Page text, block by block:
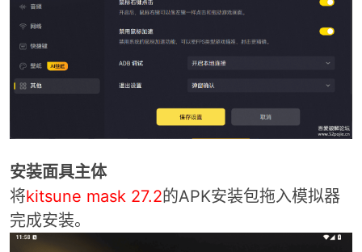
安装面具主体
将kitsune mask 27.2的APK安装包拖入模拟器
完成安装。